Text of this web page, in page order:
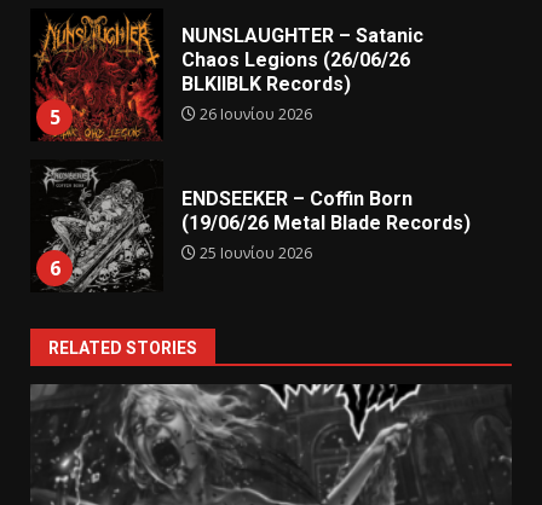
5
NUNSLAUGHTER – Satanic
Chaos Legions (26/06/26
BLKIIBLK Records)
26 Ιουνίου 2026
6
ENDSEEKER – Coffin Born
(19/06/26 Metal Blade Records)
25 Ιουνίου 2026
RELATED STORIES